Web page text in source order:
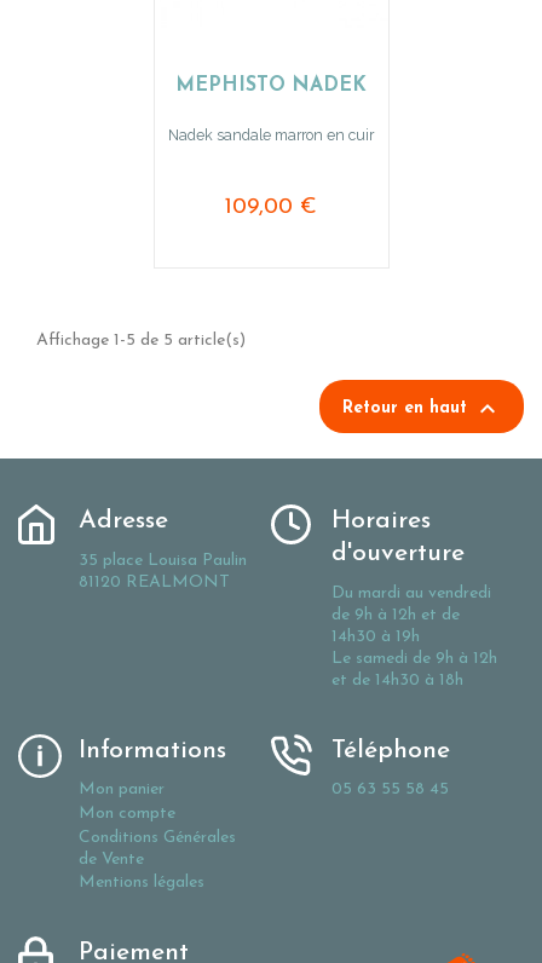
MEPHISTO NADEK
Nadek sandale marron en cuir
109,00 €
Affichage 1-5 de 5 article(s)
Retour en haut 
Adresse
35 place Louisa Paulin
81120 REALMONT
Horaires
d'ouverture
Du mardi au vendredi
de 9h à 12h et de
14h30 à 19h
Le samedi de 9h à 12h
et de 14h30 à 18h
Informations
Mon panier
Mon compte
Conditions Générales
de Vente
Mentions légales
Téléphone
05 63 55 58 45
Paiement